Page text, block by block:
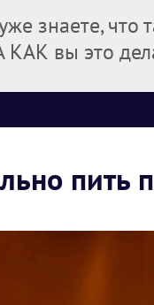
знаете, что
КАК вы это
пить